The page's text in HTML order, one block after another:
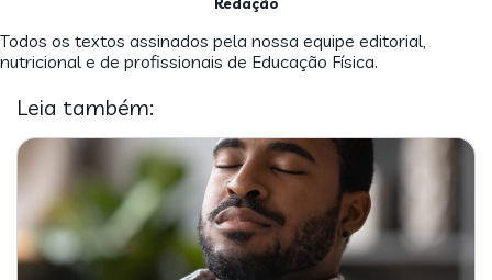
Todos os textos assinados pela nossa equipe editorial,
nutricional e de profissionais de Educação Física.
Leia também: